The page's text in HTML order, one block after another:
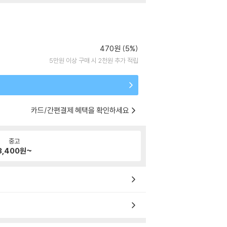
470원 (5%)
5만원 이상 구매 시 2천원 추가 적립
카드/간편결제 혜택을 확인하세요
중고
원~